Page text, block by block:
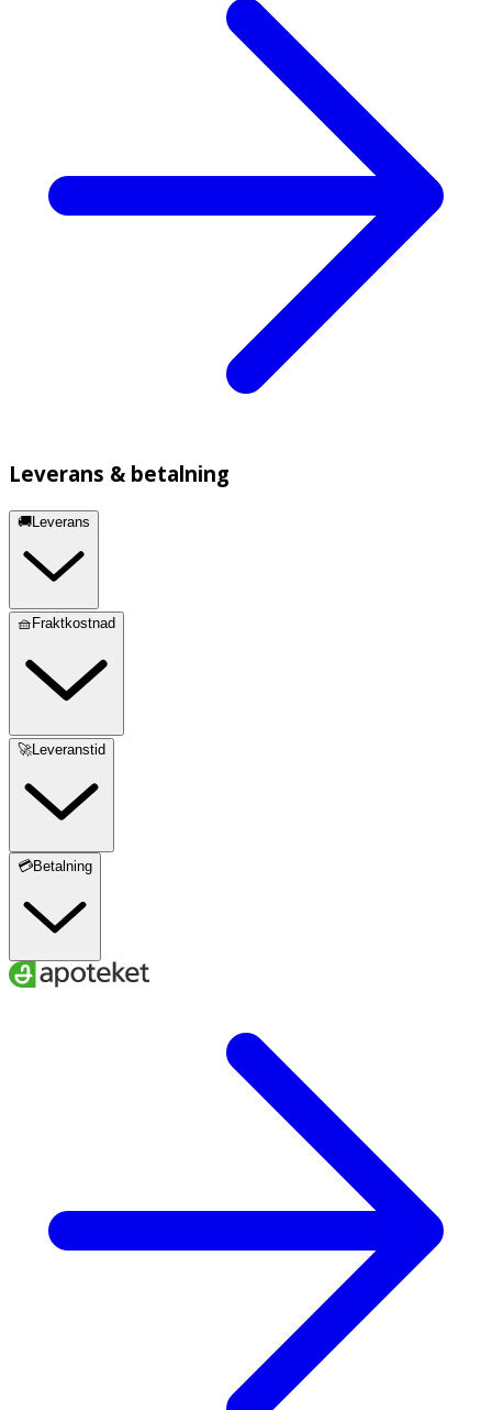
Leverans & betalning
🚚Leverans
🧺Fraktkostnad
🚀Leveranstid
💳Betalning